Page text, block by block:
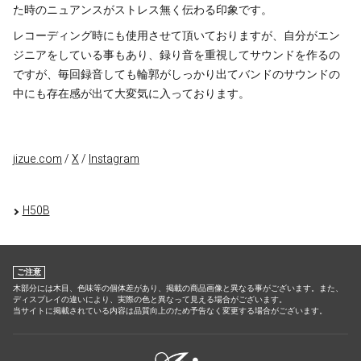
た時のニュアンスがストレス無く伝わる印象です。
レコーディング時にも使用させて頂いておりますが、自分がエン
ジニアをしている事もあり、録り音を重視してサウンドを作るの
ですが、毎回録音しても輪郭がしっかり出てバンドのサウンドの
中にも存在感が出て大変気に入っております。
jizue.com / X / Instagram
H50B
ご注意
木部分には木目、色味等の個体差があり、掲載の商品画像と異なる事がございます。また、
ディスプレイの違いにより、実際の色と異なって見える場合がございます。
当サイトに掲載されている内容は品質向上のため予告なく変更する場合がございます。